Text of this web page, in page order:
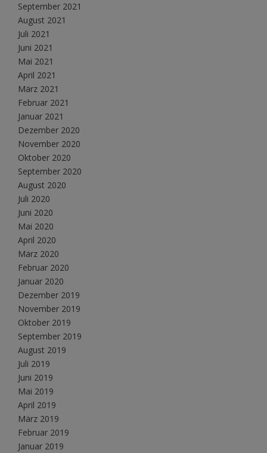
September 2021
August 2021
Juli 2021
Juni 2021
Mai 2021
April 2021
März 2021
Februar 2021
Januar 2021
Dezember 2020
November 2020
Oktober 2020
September 2020
August 2020
Juli 2020
Juni 2020
Mai 2020
April 2020
März 2020
Februar 2020
Januar 2020
Dezember 2019
November 2019
Oktober 2019
September 2019
August 2019
Juli 2019
Juni 2019
Mai 2019
April 2019
März 2019
Februar 2019
Januar 2019